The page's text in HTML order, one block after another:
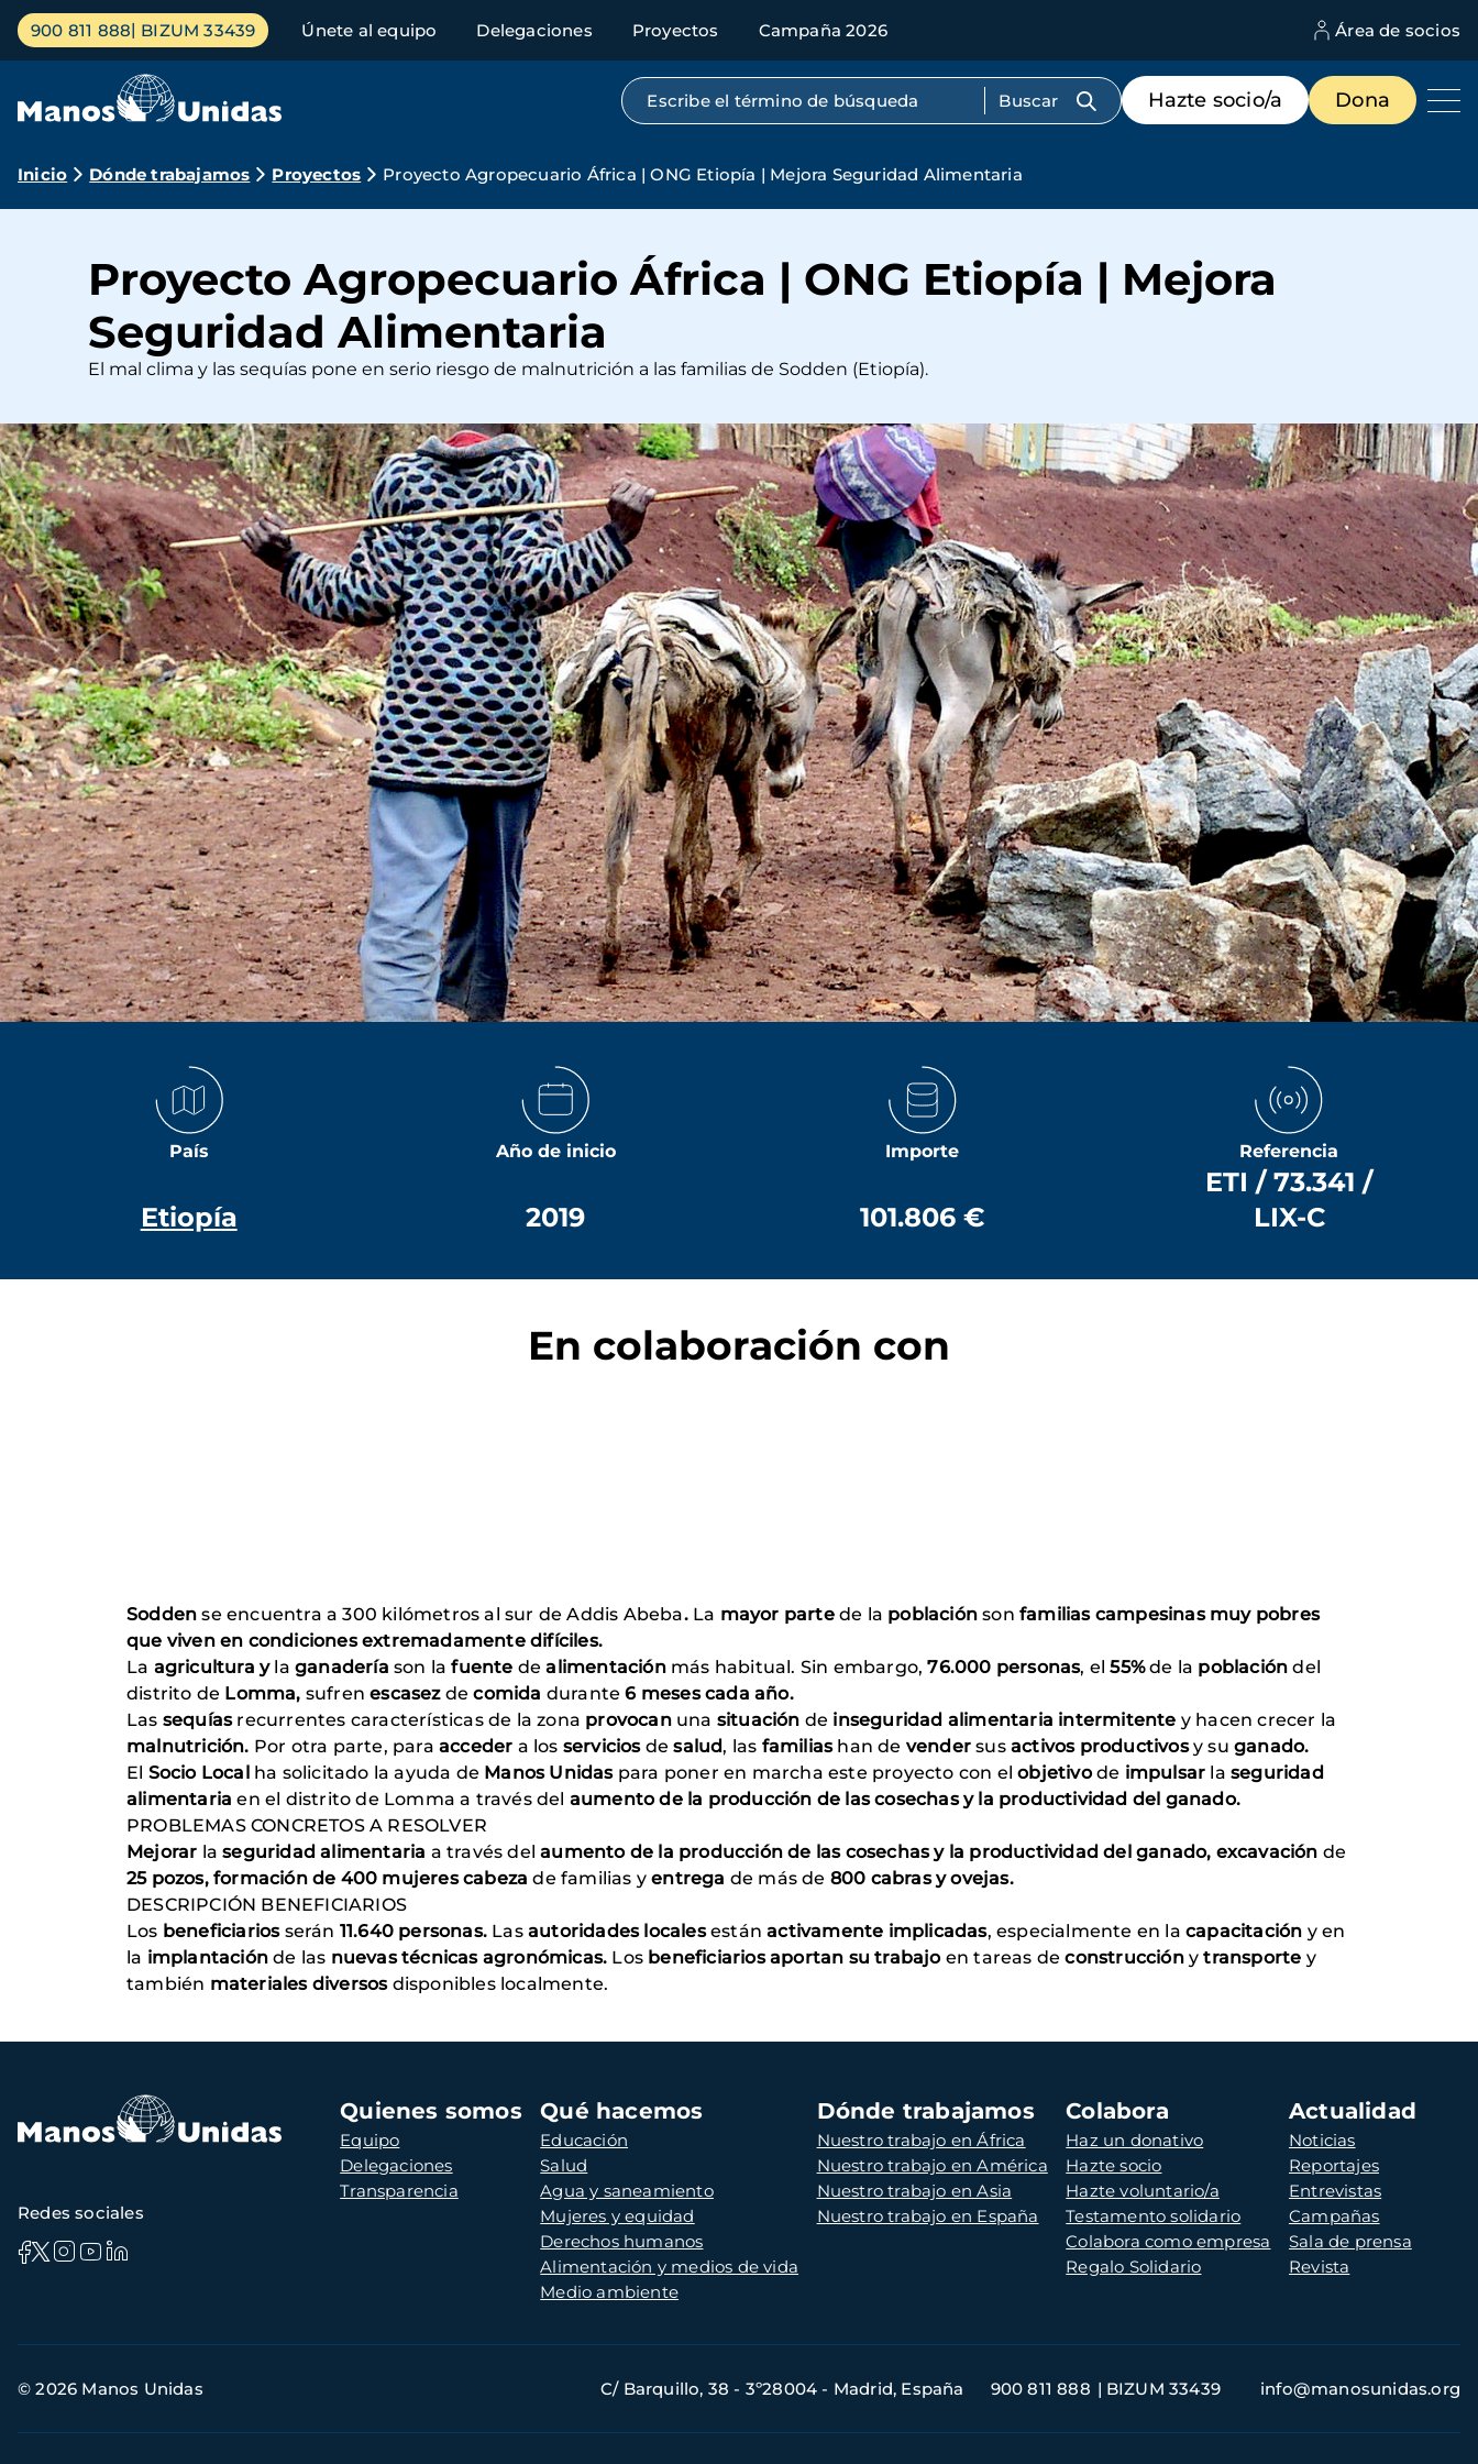
Pasar
contenido
Menú
principal
900 811 888 BIZUM 33439 Únete al equipo Delegaciones Proyectos Campaña 2026 Área de socios
Búsqueda por texto completo
Menú
de
destacados
Hazte socio/a Dona
Ruta
navegación
Inicio Dónde trabajamos Proyectos Proyecto Agropecuario África | ONG Etiopía | Mejora Seguridad Alimentaria
Proyecto Agropecuario África | ONG Etiopía | Mejora
Seguridad Alimentaria
El mal clima y las sequías pone en serio riesgo de malnutrición a las familias de Sodden (Etiopía).
País
Etiopía
Año de inicio
2019
Importe
101.806 €
Referencia
ETI / 73.341 /
LIX-C
En colaboración con
Soddense encuentra a 300 kilómetros al sur de Addis Abeba. La mayor partede la poblaciónson familias campesinas muy pobres
que viven en condiciones extremadamente difíciles.
La agricultura y la ganadería son la fuente de alimentación más habitual. Sin embargo, 76.000 personas, el 55%de la poblacióndel
distrito de Lomma, sufren escasez de comida durante 6 meses cada año.
Las sequías recurrentes características de la zona provocan una situación de inseguridad alimentaria intermitente y hacen crecer la
malnutrición. Por otra parte, para acceder a los serviciosde salud, las familias han de vendersusactivos productivosy su ganado.
El Socio Local ha solicitado la ayuda de Manos Unidas para poner en marcha este proyecto con elobjetivode impulsar laseguridad
alimentariaen el distrito de Lomma a través del aumento de la producción de las cosechas y la productividad del ganado.
PROBLEMAS CONCRETOS A RESOLVER
Mejorar la seguridad alimentaria a través del aumento de la producción de las cosechas y la productividad del ganado, excavación de
25 pozos, formación de 400 mujeres cabezade familias yentrega de más de 800 cabras y ovejas.
DESCRIPCIÓN BENEFICIARIOS
Los beneficiarios serán 11.640 personas. Lasautoridades localesestán activamente implicadas, especialmente en lacapacitación y en
la implantaciónde las nuevas técnicas agronómicas. Los beneficiarios aportan su trabajo en tareas deconstrucciónytransporte y
también materiales diversos disponibles localmente.
Navegación
principal
Quienes somos
Equipo
Delegaciones
Transparencia
Qué hacemos
Educación
Salud
Agua y saneamiento
Mujeres y equidad
Derechos humanos
Alimentación y medios de vida
Medio ambiente
Dónde trabajamos
Nuestro trabajo en África
Nuestro trabajo en América
Nuestro trabajo en Asia
Nuestro trabajo en España
Colabora
Haz un donativo
Hazte socio
Hazte voluntario/a
Testamento solidario
Colabora como empresa
Regalo Solidario
Actualidad
Noticias
Reportajes
Entrevistas
Campañas
Sala de prensa
Revista
Redes sociales
de
© 2026 Manos Unidas C/ Barquillo, 38 - 3º28004 - Madrid, España 900 811 888 BIZUM 33439 info@manosunidas.org